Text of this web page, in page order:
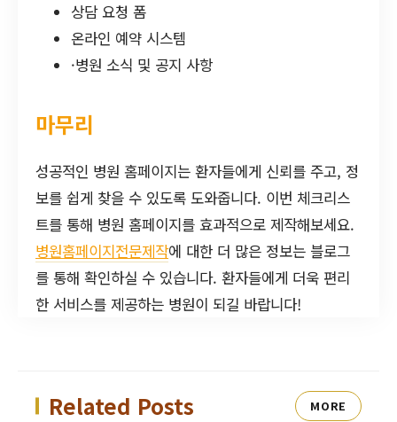
상담 요청 폼
온라인 예약 시스템
·병원 소식 및 공지 사항
마무리
성공적인 병원 홈페이지는 환자들에게 신뢰를 주고, 정
보를 쉽게 찾을 수 있도록 도와줍니다. 이번 체크리스
트를 통해 병원 홈페이지를 효과적으로 제작해보세요.
병원홈페이지전문제작에 대한 더 많은 정보는 블로그
를 통해 확인하실 수 있습니다. 환자들에게 더욱 편리
한 서비스를 제공하는 병원이 되길 바랍니다!
Related Posts MORE